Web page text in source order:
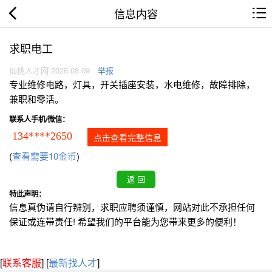
信息内容
求职电工
仙桃人才网 2026.08.09 举报
专业维修电路，灯具，开关插座安装，水电维修，故障排除，
兼职和零活。
联系人手机/微信：
134****2650 点击查看完整信息
(查看需要10金币)
特此声明：
信息真伪请自行辨别，求职应聘须谨慎，网站对此不承担任何
保证或连带责任! 希望我们的平台能为您带来更多的便利！
[联系客服] [最新找人才]